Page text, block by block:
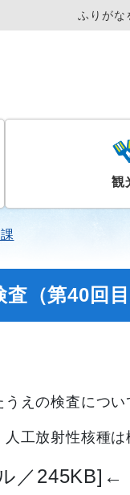
ふりがな
観
（第40回
えの検査につい
工放射性核種は
／245KB]